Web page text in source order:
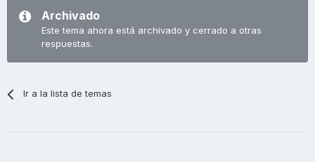
Archivado
Este tema ahora está archivado y cerrado a otras
respuestas.
Ir a la lista de temas